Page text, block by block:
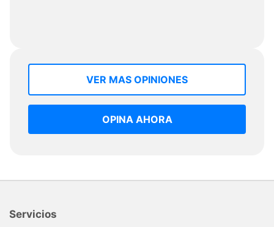
VER MAS OPINIONES
OPINA AHORA
Servicios